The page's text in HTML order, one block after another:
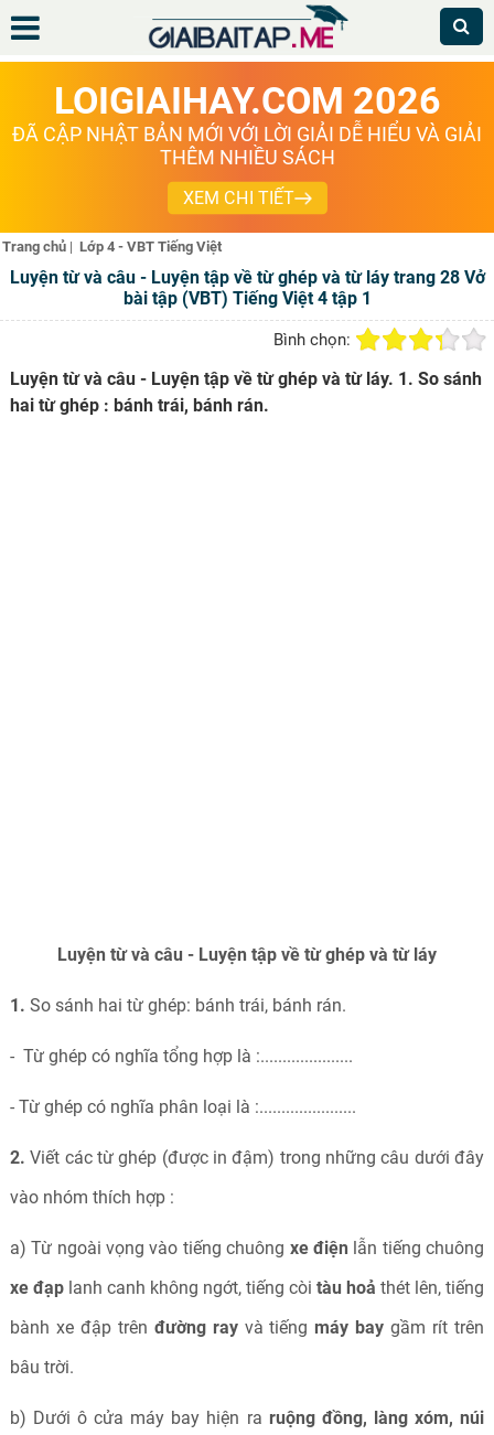
LOIGIAIHAY.COM 2026
ĐÃ CẬP NHẬT BẢN MỚI VỚI LỜI GIẢI DỄ HIỂU VÀ GIẢI
THÊM NHIỀU SÁCH
XEM CHI TIẾT
Trang chủ | Lớp 4 - VBT Tiếng Việt
Luyện từ và câu - Luyện tập về từ ghép và từ láy trang 28 Vở
bài tập (VBT) Tiếng Việt 4 tập 1
Bình chọn:
Luyện từ và câu - Luyện tập về từ ghép và từ láy. 1. So sánh
hai từ ghép : bánh trái, bánh rán.
Luyện từ và câu - Luyện tập về từ ghép và từ láy
1. So sánh hai từ ghép: bánh trái, bánh rán.
- Từ ghép có nghĩa tổng hợp là :.....................
- Từ ghép có nghĩa phân loại là :......................
2. Viết các từ ghép (được in đậm) trong những câu dưới đây
vào nhóm thích hợp :
a) Từ ngoài vọng vào tiếng chuông xe điện lẫn tiếng chuông
xe đạplanh canh không ngớt, tiếng còitàu hoả thét lên, tiếng
bành xe đập trên đường rayvà tiếng máy bay gầm rít trên
bâu trời.
b) Dưới ô cửa máy bay hiện ra ruộng đồng, làng xóm, núi